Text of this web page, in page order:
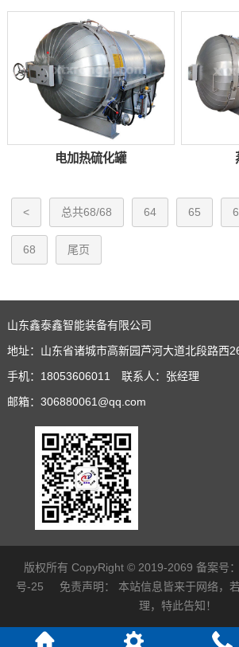
电加热硫化罐
< 总共68/68 64 65
68 尾页
山东鑫泰鑫智能装备有限公司
地址：山东省诸城市高新园芦河大道北段路西
手机：18053606011 联系人：张经理
邮箱：306880061@qq.com
版权所有 CopyRight © 2019-2069 备案号：
号-25
免责声明：
本站信息皆来于网络，
理，特此告知！